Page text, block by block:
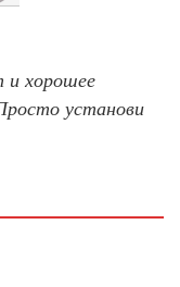
хорошее
установи